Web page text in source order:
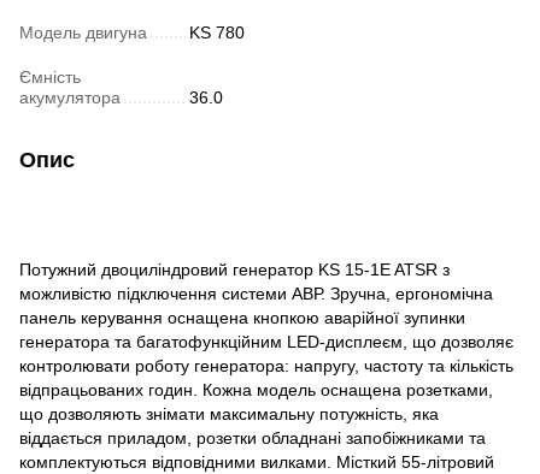
Модель двигуна KS 780
Ємність
акумулятора
36.0
Опис
Потужний двоциліндровий генератор KS 15-1E ATSR з
можливістю підключення системи АВР. Зручна, ергономічна
панель керування оснащена кнопкою аварійної зупинки
генератора та багатофункційним LED-дисплеєм, що дозволяє
контролювати роботу генератора: напругу, частоту та кількість
відпрацьованих годин. Кожна модель оснащена розетками,
що дозволяють знімати максимальну потужність, яка
віддається приладом, розетки обладнані запобіжниками та
комплектуються відповідними вилками. Місткий 55-літровий